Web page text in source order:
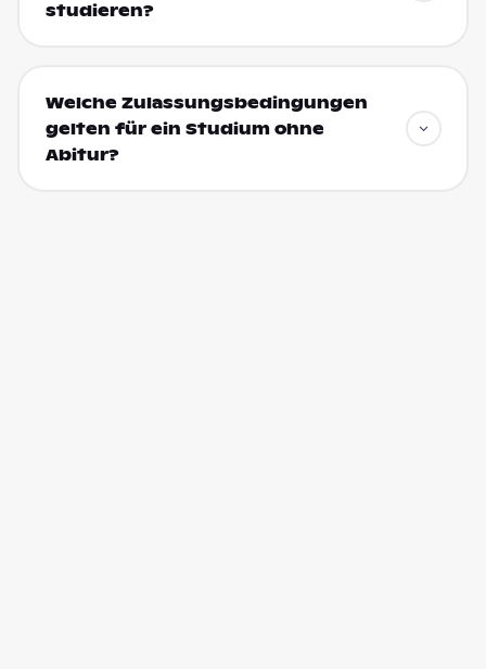
studieren?
Welche Zulassungsbedingungen
gelten für ein Studium ohne
Abitur?